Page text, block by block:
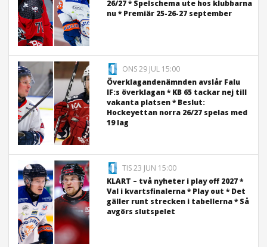
26/27 * Spelschema ute hos klubbarna
nu * Premiär 25-26-27 september
ONS 29 JUL 15:00
Överklagandenämnden avslår Falu
IF:s överklagan * KB 65 tackar nej till
vakanta platsen * Beslut:
Hockeyettan norra 26/27 spelas med
19 lag
TIS 23 JUN 15:00
KLART – två nyheter i play off 2027 *
Val i kvartsfinalerna * Play out * Det
gäller runt strecken i tabellerna * Så
avgörs slutspelet